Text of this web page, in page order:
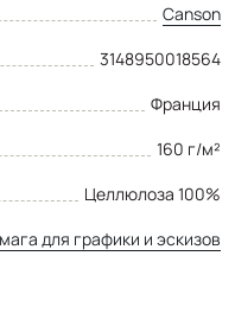
Canson
3148950018564
Франция
160 г/м²
Целлюлоза 100%
для графики и эскизов